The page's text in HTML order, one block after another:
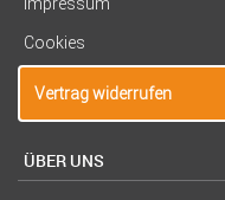
Cookies
Vertrag widerrufen
ÜBER UNS